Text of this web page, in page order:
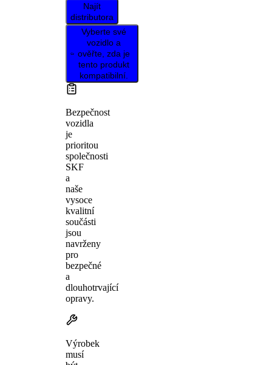
Najít
distributora
Vyberte své
vozidlo a
ověřte, zda je
tento produkt
kompatibilní.
Bezpečnost
vozidla
je
prioritou
společnosti
SKF
a
naše
vysoce
kvalitní
součásti
jsou
navrženy
pro
bezpečné
a
dlouhotrvající
opravy.
Výrobek
musí